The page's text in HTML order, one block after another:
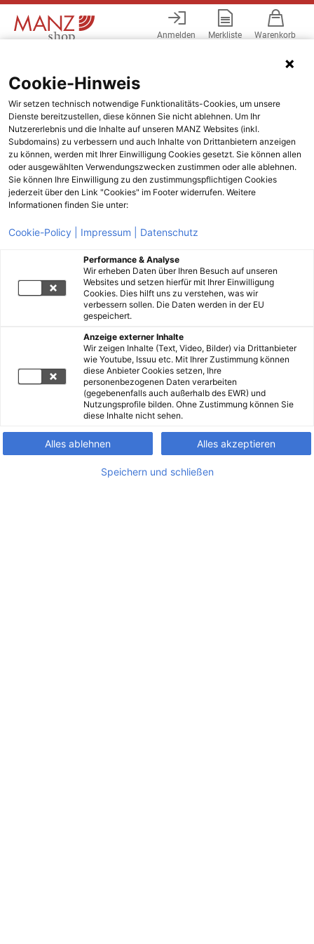
Anmelden Merkliste Warenkorb
Cookie-Hinweis
Wir setzen technisch notwendige Funktionalitäts-Cookies, um unsere
Dienste bereitzustellen, diese können Sie nicht ablehnen. Um Ihr
Nutzererlebnis und die Inhalte auf unseren MANZ Websites (inkl.
Subdomains) zu verbessern und auch Inhalte von Drittanbietern anzeigen
zu können, werden mit Ihrer Einwilligung Cookies gesetzt. Sie können allen
oder ausgewählten Verwendungszwecken zustimmen oder alle ablehnen.
Sie können Ihre Einwilligung zu den zustimmungspflichtigen Cookies
jederzeit über den Link "Cookies" im Footer widerrufen. Weitere
Informationen finden Sie unter:
Cookie-Policy | Impressum | Datenschutz
Performance & Analyse
Wir erheben Daten über Ihren Besuch auf unseren
Websites und setzen hierfür mit Ihrer Einwilligung
Cookies. Dies hilft uns zu verstehen, was wir
verbessern sollen. Die Daten werden in der EU
gespeichert.
Anzeige externer Inhalte
Wir zeigen Inhalte (Text, Video, Bilder) via Drittanbieter
wie Youtube, Issuu etc. Mit Ihrer Zustimmung können
diese Anbieter Cookies setzen, Ihre
personenbezogenen Daten verarbeiten
(gegebenenfalls auch außerhalb des EWR) und
Nutzungsprofile bilden. Ohne Zustimmung können Sie
diese Inhalte nicht sehen.
Alles ablehnen Alles akzeptieren
Speichern und schließen